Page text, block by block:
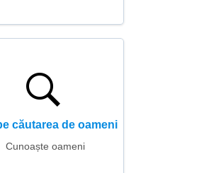
căutarea de oameni
Cunoaște oameni